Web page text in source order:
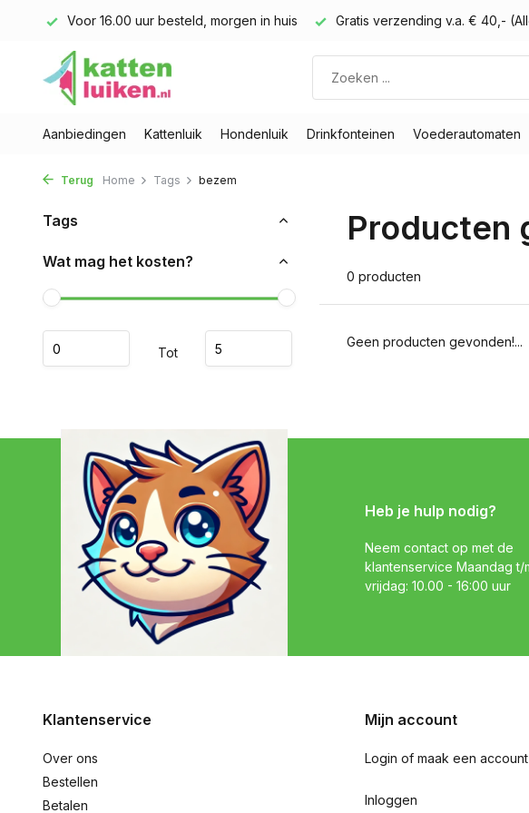
Voor 16.00 uur besteld, morgen in huis Gratis verzending v.a. € 40,-
Aanbiedingen Kattenluik Hondenluik Drinkfonteinen Voederautomaten
Terug Home Tags bezem
Tags
Wat mag het kosten?
Tot
Producten
0 producten
Geen producten gevonden!...
Heb je hulp nodig?
Neem contact op met de
klantenservice Maandag t/
vrijdag: 10.00 - 16:00 uur
Klantenservice
Over ons
Bestellen
Betalen
Mijn account
Login of maak een
Inloggen